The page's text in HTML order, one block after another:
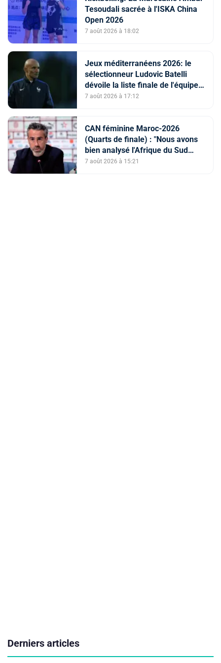
Tesoudali sacrée à l'ISKA China
Open 2026
7 août 2026 à 18:02
Jeux méditerranéens 2026: le
sélectionneur Ludovic Batelli
dévoile la liste finale de l'équipe
nationale U20
7 août 2026 à 17:12
CAN féminine Maroc-2026
(Quarts de finale) : "Nous avons
bien analysé l'Afrique du Sud
pour aller chercher la victoire"
7 août 2026 à 15:21
Derniers articles